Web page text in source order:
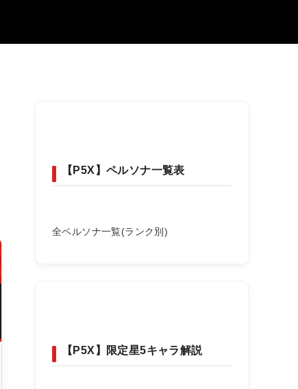
【P5X】ペルソナ一覧表
全ペルソナ一覧(ランク別)
【P5X】限定星5キャラ解説